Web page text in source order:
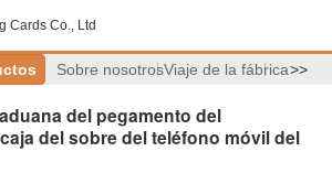
Cards Co., Ltd
Sobre nosotrosViaje de la fábrica>>
del pegamento del
del sobre del teléfono móvil del